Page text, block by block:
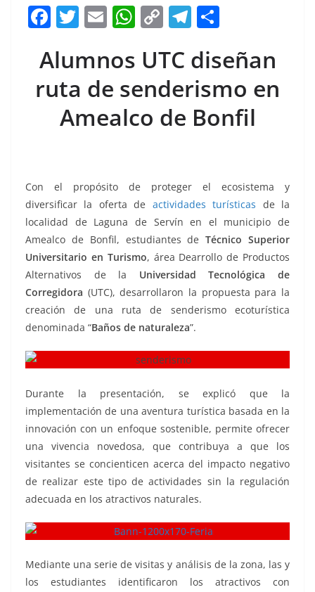
F
c
e
b
o
T
itt
er
E
ai
l
W
at
s
A
p
C
p
y
Li
n
T
e
gr
a
m
ar
e
Alumnos UTC diseñan
ruta de senderismo en
Amealco de Bonfil
Con el propósito de proteger el ecosistema y
diversificar la oferta de actividades turísticas de la
localidad de Laguna de Servín en el municipio de
Amealco de Bonfil, estudiantes deTécnico Superior
Universitario en Turismo, área Dearrollo de Productos
Alternativos de la Universidad Tecnológica de
Corregidora (UTC), desarrollaron la propuesta para la
creación de una ruta de senderismo ecoturística
denominada “Baños de naturaleza”.
Durante la presentación, se explicó que la
implementación de una aventura turística basada en la
innovación con un enfoque sostenible, permite ofrecer
una vivencia novedosa, que contribuya a que los
visitantes se concienticen acerca del impacto negativo
de realizar este tipo de actividades sin la regulación
adecuada en los atractivos naturales.
Mediante una serie de visitas y análisis de la zona, las y
los estudiantes identificaron los atractivos con